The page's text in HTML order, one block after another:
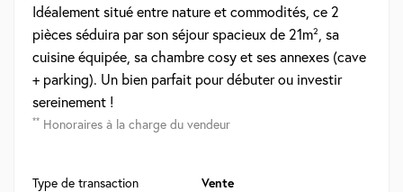
Idéalement situé entre nature et commodités, ce 2
pièces séduira par son séjour spacieux de 21m², sa
cuisine équipée, sa chambre cosy et ses annexes (cave
+ parking). Un bien parfait pour débuter ou investir
sereinement !
** Honoraires à la charge du vendeur
Type de transaction Vente